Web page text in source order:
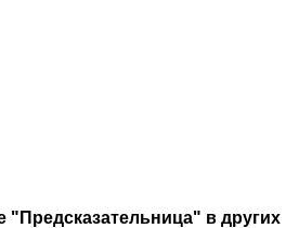
"Предсказательница" в других